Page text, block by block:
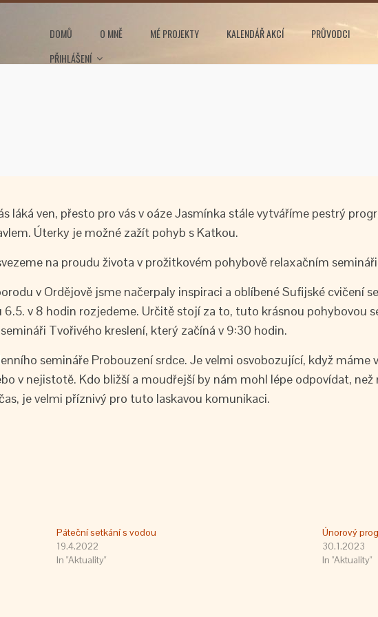
DOMŮ O MNĚ MÉ PROJEKTY KALENDÁŘ AKCÍ PRŮVODCI
PŘIHLÁŠENÍ
láká ven, přesto pro vás v oáze Jasmínka stále vytváříme pestrý
Úterky je možné zažít pohyb s Katkou.
na proudu života v prožitkovém pohybově relaxačním
v Ordějově jsme načerpaly inspiraci a oblíbené Sufijské cvičení
v 8 hodin rozjedeme. Určitě stojí za to, tuto krásnou pohybovou
Tvořivého kreslení, který začíná v 9:30 hodin.
semináře Probouzení srdce. Je velmi osvobozující, když
v nejistotě. Kdo bližší a moudřejší by nám mohl lépe odpovídat, než
je velmi příznivý pro tuto laskavou komunikaci.
Páteční setkání s vodou
19.4.2022
In "Aktuality"
Únorový
30.1.2023
In "Aktuality"